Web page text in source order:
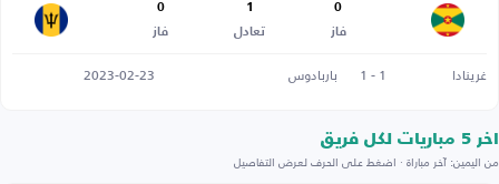
0
فاز
1
تعادل
0
فاز
غرينادا 1 - 1 باربادوس 2023-02-23
اخر 5 مباريات لكل فريق
من اليمين: آخر مباراة · اضغط على الحرف لعرض التفاصيل